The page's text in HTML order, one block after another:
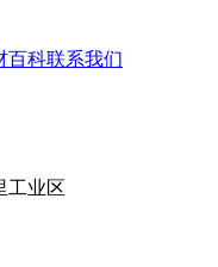
百科联系我们
工业区